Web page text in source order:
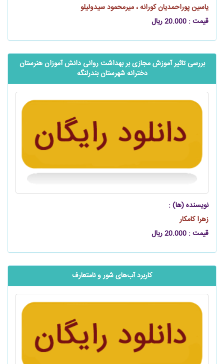
یاسین پوراحمدیان کورانه ، میرمحمود سیدولیلو
قیمت : 20.000 ریال
بررسی تاثیر آموزش مجازی بر بهداشت روانی دانش آموزان هنرستان
دخترانه شهرستان بندرلنگه
نویسنده (ها) :
زهرا کامکار
قیمت : 20.000 ریال
کاربرد آب‌های شور و نامتعارف